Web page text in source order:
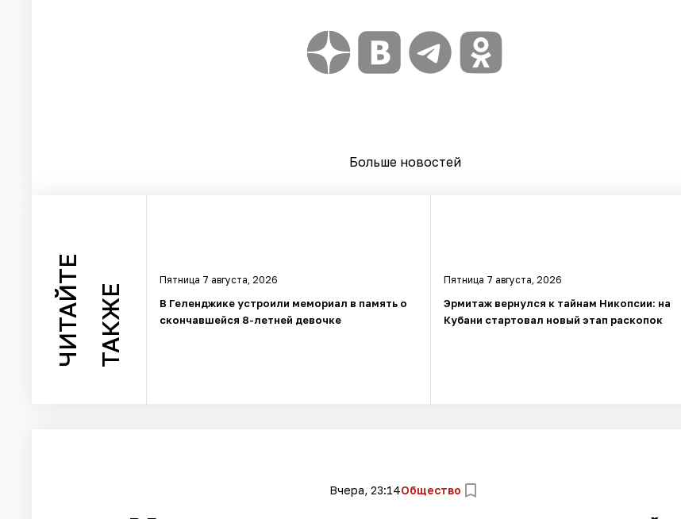
Больше новостей
ЧИТАЙТЕ ТАКЖЕ
Пятница 7 августа, 2026
В Геленджике устроили мемориал в память о
скончавшейся 8-летней девочке
Пятница 7 августа, 2026
Эрмитаж вернулся к тайнам Никопсии: на
Кубани стартовал новый этап раскопок
Вчера, 23:14Общество